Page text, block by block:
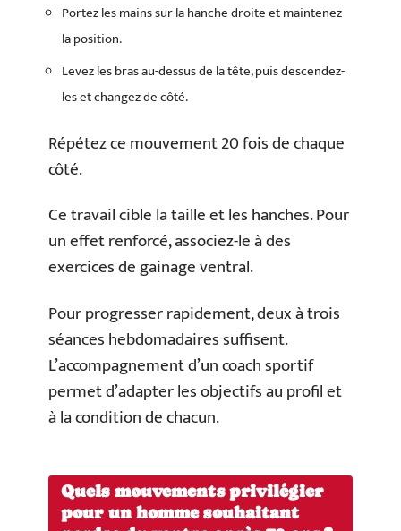
Portez les mains sur la hanche droite et maintenez
la position.
Levez les bras au-dessus de la tête, puis descendez-
les et changez de côté.
Répétez ce mouvement 20 fois de chaque
côté.
Ce travail cible la taille et les hanches. Pour
un effet renforcé, associez-le à des
exercices de gainage ventral.
Pour progresser rapidement, deux à trois
séances hebdomadaires suffisent.
L’accompagnement d’un coach sportif
permet d’adapter les objectifs au profil et
à la condition de chacun.
Quels mouvements privilégier
pour un homme souhaitant